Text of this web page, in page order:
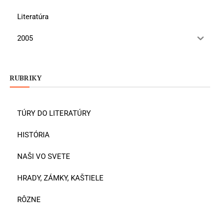
Literatúra
2005
RUBRIKY
TÚRY DO LITERATÚRY
HISTÓRIA
NAŠI VO SVETE
HRADY, ZÁMKY, KAŠTIELE
RÔZNE